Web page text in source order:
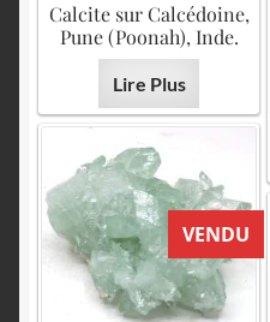
Calcite sur Calcédoine,
Pune (Poonah), Inde.
Lire Plus
VENDU